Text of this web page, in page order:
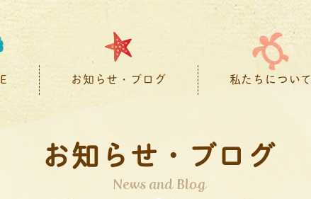
お知らせ・ブログ 私たちについて
お知らせ・ブログ
News and Blog